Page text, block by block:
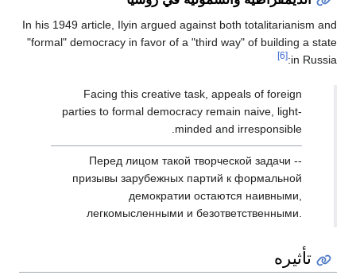
In his 1949 article, Ilyin argued against both totalitarianism and
"formal" democracy in favor of a "third way" of building a state
in Russia:
[6]
Facing this creative task, appeals of foreign
parties to formal democracy remain naive, light-
minded and irresponsible.
Перед лицом такой творческой задачи --
призывы зарубежных партий к формальной
демократии остаются наивными,
легкомысленными и безответственными.
تأثيره